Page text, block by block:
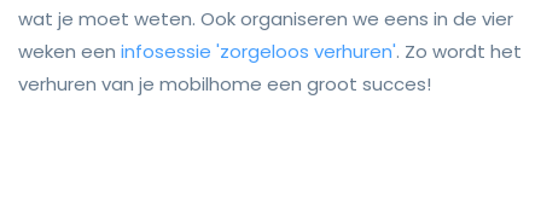
wat je moet weten. Ook organiseren we eens in de vier
weken een infosessie 'zorgeloos verhuren'. Zo wordt het
verhuren van je mobilhome een groot succes!